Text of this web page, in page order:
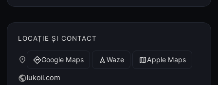
LOCAȚIE ȘI CONTACT
place directionsGoogle Maps navigation Waze mapApple Maps
publiclukoil.com